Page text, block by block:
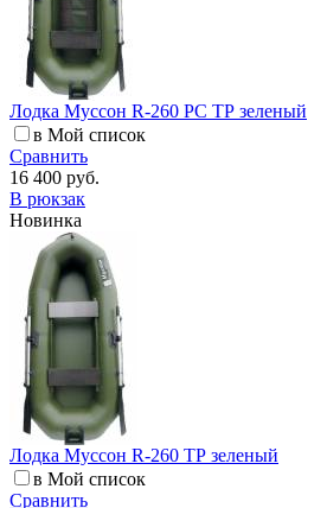
Лодка Муссон R-260 РС ТР зеленый
в Мой список
Сравнить
16 400 руб.
В рюкзак
Новинка
Лодка Муссон R-260 ТР зеленый
в Мой список
Сравнить